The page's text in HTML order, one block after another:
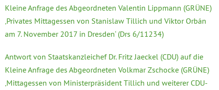
Kleine Anfrage des Abgeordneten Valentin Lippmann (GRÜNE)
‚Privates Mittagessen von Stanislaw Tillich und Viktor Orbán
am 7. November 2017 in Dresden‘ (Drs 6/11234)
Antwort von Staatskanzleichef Dr. Fritz Jaeckel (CDU) auf die
Kleine Anfrage des Abgeordneten Volkmar Zschocke (GRÜNE)
‚Mittagessen von Ministerpräsident Tillich und weiterer CDU-